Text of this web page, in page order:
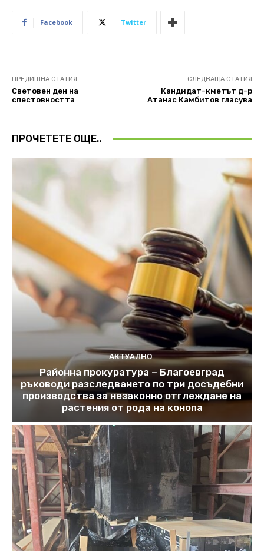
Facebook Twitter
ПРЕДИШНА СТАТИЯ
Световен ден на
спестовността
СЛЕДВАЩА СТАТИЯ
Кандидат-кметът д-р
Атанас Камбитов гласува
ПРОЧЕТЕТЕ ОЩЕ..
АКТУАЛНО
Районна прокуратура – Благоевград
ръководи разследването по три досъдебни
производства за незаконно отглеждане на
растения от рода на конопа